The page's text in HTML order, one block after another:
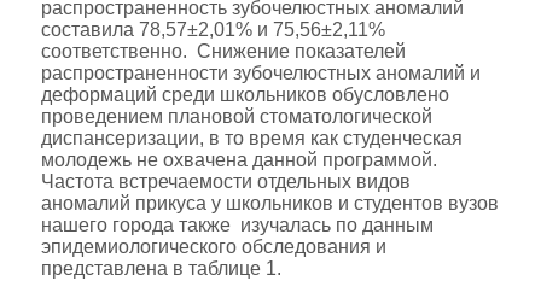
распространенность зубочелюстных аномалий
составила 78,57±2,01% и 75,56±2,11%
соответственно. Снижение показателей
распространенности зубочелюстных аномалий и
деформаций среди школьников обусловлено
проведением плановой стоматологической
диспансеризации, в то время как студенческая
молодежь не охвачена данной программой.
Частота встречаемости отдельных видов
аномалий прикуса у школьников и студентов вузов
нашего города также изучалась по данным
эпидемиологического обследования и
представлена в таблице 1.